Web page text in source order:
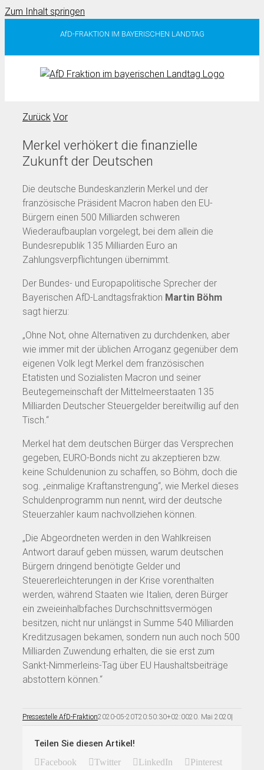
Zum Inhalt springen
AfD-FRAKTION IM BAYERISCHEN LANDTAG
Zurück Vor
Merkel verhökert die finanzielle
Zukunft der Deutschen
Die deutsche Bundeskanzlerin Merkel und der
französische Präsident Macron haben den EU-
Bürgern einen 500 Milliarden schweren
Wiederaufbauplan vorgelegt, bei dem allein die
Bundesrepublik 135 Milliarden Euro an
Zahlungsverpflichtungen übernimmt.
Der Bundes- und Europapolitische Sprecher der
Bayerischen AfD-Landtagsfraktion Martin Böhm
sagt hierzu:
„Ohne Not, ohne Alternativen zu durchdenken, aber
wie immer mit der üblichen Arroganz gegenüber dem
eigenen Volk legt Merkel dem französischen
Etatisten und Sozialisten Macron und seiner
Beutegemeinschaft der Mittelmeerstaaten 135
Milliarden Deutscher Steuergelder bereitwillig auf den
Tisch.“
Merkel hat dem deutschen Bürger das Versprechen
gegeben, EURO-Bonds nicht zu akzeptieren bzw.
keine Schuldenunion zu schaffen, so Böhm, doch die
sog. „einmalige Kraftanstrengung“, wie Merkel dieses
Schuldenprogramm nun nennt, wird der deutsche
Steuerzahler kaum nachvollziehen können.
„Die Abgeordneten werden in den Wahlkreisen
Antwort darauf geben müssen, warum deutschen
Bürgern dringend benötigte Gelder und
Steuererleichterungen in der Krise vorenthalten
werden, während Staaten wie Italien, deren Bürger
ein zweieinhalbfaches Durchschnittsvermögen
besitzen, nicht nur unlängst in Summe 540 Milliarden
Kreditzusagen bekamen, sondern nun auch noch 500
Milliarden Zuwendung erhalten, die sie erst zum
Sankt-Nimmerleins-Tag über EU Haushaltsbeiträge
abstottern können.“
Pressestelle AfD-Fraktion2020-05-20T20:50:30+02:0020. Mai 2020|
Teilen Sie diesen Artikel!
Facebook Twitter LinkedIn
Pinterest